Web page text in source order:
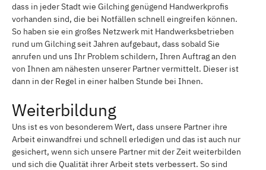
dass in jeder Stadt wie Gilching genügend Handwerkprofis
vorhanden sind, die bei Notfällen schnell eingreifen können.
So haben sie ein großes Netzwerk mit Handwerksbetrieben
rund um Gilching seit Jahren aufgebaut, dass sobald Sie
anrufen und uns Ihr Problem schildern, Ihren Auftrag an den
von Ihnen am nähesten unserer Partner vermittelt. Dieser ist
dann in der Regel in einer halben Stunde bei Ihnen.
Weiterbildung
Uns ist es von besonderem Wert, dass unsere Partner ihre
Arbeit einwandfrei und schnell erledigen und das ist auch nur
gesichert, wenn sich unsere Partner mit der Zeit weiterbilden
und sich die Qualität ihrer Arbeit stets verbessert. So sind